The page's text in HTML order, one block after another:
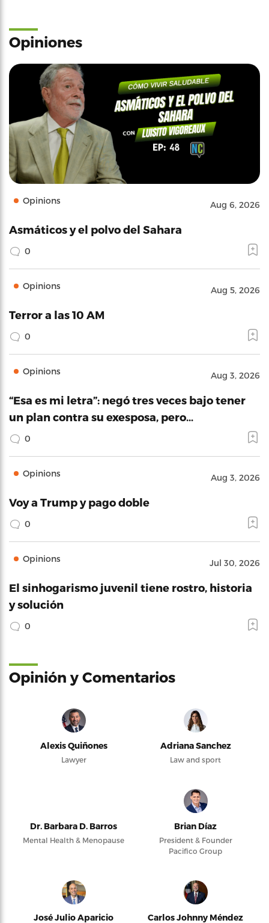
Opiniones
Opinions Aug 6, 2026
Asmáticos y el polvo del Sahara
0
Opinions Aug 5, 2026
Terror a las 10 AM
0
Opinions Aug 3, 2026
“Esa es mi letra”: negó tres veces bajo tener
un plan contra su exesposa, pero…
0
Opinions Aug 3, 2026
Voy a Trump y pago doble
0
Opinions Jul 30, 2026
El sinhogarismo juvenil tiene rostro, historia
y solución
0
Opinión y Comentarios
Alexis Quiñones
Lawyer
Adriana Sanchez
Law and sport
Dr. Barbara D. Barros
Mental Health & Menopause
Brian Díaz
President & Founder
Pacifico Group
José Julio Aparicio Carlos Johnny Méndez